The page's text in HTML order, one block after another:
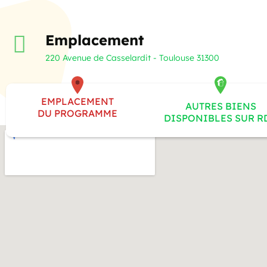
Emplacement
220 Avenue de Casselardit - Toulouse 31300
EMPLACEMENT
DU PROGRAMME
AUTRES BIENS
DISPONIBLES SUR